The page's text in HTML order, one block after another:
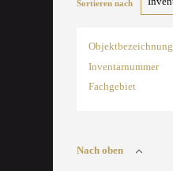
Sortieren nach
Objektbezeichnung
Inventarnummer
Fachgebiet
Nach oben